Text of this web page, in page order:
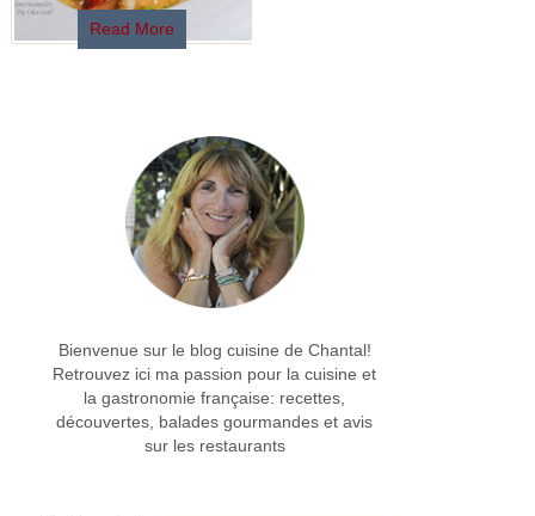
Read More
Bienvenue sur le blog cuisine de Chantal!
Retrouvez ici ma passion pour la cuisine et
la gastronomie française: recettes,
découvertes, balades gourmandes et avis
sur les restaurants